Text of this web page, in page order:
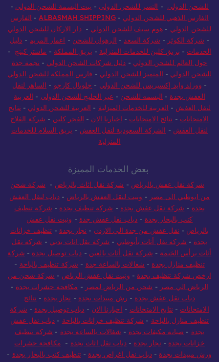
للشحن الدولي - النسر للشحن الدولي - بيت البسمة للشحن الدولي -
الفارس الذهبي للشحن الدولي -
ALBASMAH SHIPPING
- الفارس
للشحن الدولي - هوم سيف للشحن الدولي -دار الاركان للشحن الدولي
- شركة الكوثر - شركة السعد - الرهوان للشحن - اعمار المريم - دليل
الخدمات - بريق كلين للخدمات المنزلية - بريق المملكة - ماستر كينج -
حول العالم للشحن الدولي - دليل شركات الشحن الدولي - نجمة جدة
للشحن الدولي - المتميز للشحن الدولي - فارس المملكة للشحن الدولي
- وورلد وايد إكسبريس للشحن الدولي - جلوبال كارجو - الساهر لنقل
العفش بجدة - البسمه للشحن - عبر الخليج للشحن الدولي - العربية
لنقل العفش - العربية للخدمات المنزلية - العربية للشحن الدولي - نتايج
الامتحانات - نتائج الامتحانات - اخبارنا الان - الفجر كلين - شركة الفلاح
لنقل العفش - الشركة السعودية لنقل العفش - بريق السلام للخدمات
المنزلية
بعض الخدمات المميزة
شركة نقل عفش بالرياض - شركة نقل اثاث بالرياض - شركة شحن
من ابوظبي الى مصر - ونيت لنقل العفش بالرياض -دباب لنقل العفش
بجدة - شركة نقل عفش بجدة - شركة تنظيف بجدة - شركة تنظيف
كنب بالبخار بجدة - دباب نقل عفش جدة - ونيت نقل عفش
بالرياض - نقل عفش من جدة الي الاردن - نجار بجدة - تنظيف خزانات
بجدة - شركة نقل أثاث بأبوظبي - شركة نقل اثاث بدبي - شركة نقل
أثاث برأس الخيمة - شركة نقل أثاث بالعين - دباب توصيل بجدة - شركة
تنظيف منازل بجدة - شغالات بالساعة جدة - شركة تنظيف بالباحة -
ارخص شركة تنظيف بجدة - ونيت نقل عفش الرياض - شركة شحن من
الرياض الي مصر - شحن من الرياض لمصر - مكافحة حشرات بجدة -
دباب نقل عفش بجدة - رش مبيدات بجدة - نجار بجدة - نتائج
الامتحانات - نتايج الامتحانات - اخبارنا الان - دباب توصيل بجدة - شركة
تنظيف منازل بالباحة - شركة تنظيف خزانات بالباحة - دباب نقل عفش
بجدة - صيانة مكيفات بجدة - شغالات بالساعة بجدة - شركة تنظيف
خزانات بجدة - نجار بجدة - دباب نقل اثاث بجدة - مكافحة حشرات
ورش مبيدات بجدة -دباب نقل اغراض بجدة -تنظيف كنب بالبخار بجدة -